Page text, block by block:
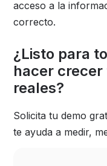
acceso a la
correcto.
¿Listo para
hacer
reales?
Solicita tu demo
te ayuda a medir,